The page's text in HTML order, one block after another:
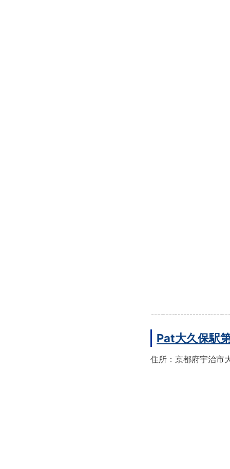
Pat大久保駅
住所：京都府宇治市